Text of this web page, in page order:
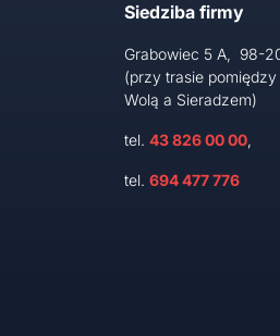
Siedziba firmy
Grabowiec 5 A, 98-
(przy trasie pomiędzy
Wolą a Sieradzem)
tel. 43 826 00 00,
tel. 694 477 776